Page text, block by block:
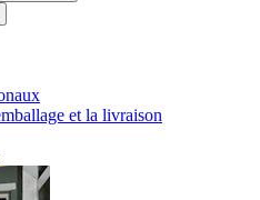
et la livraison